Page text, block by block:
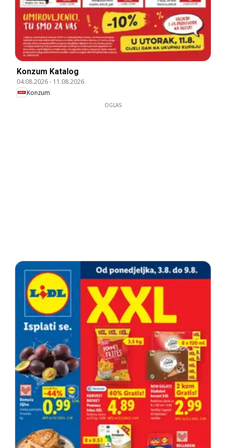
Konzum Katalog
04.08.2026- 11.08.2026
Konzum
OGLAS